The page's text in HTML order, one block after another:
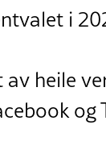
i
heile
og